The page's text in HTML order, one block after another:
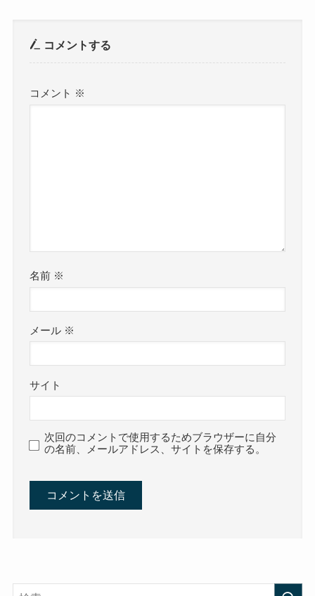
コメントする
コメント ※
名前 ※
メール ※
サイト
次回のコメントで使用するためブラウザーに自分
の名前、メールアドレス、サイトを保存する。